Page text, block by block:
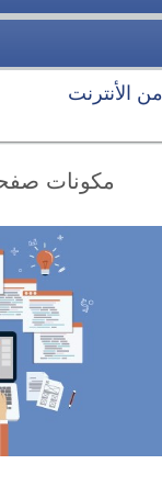
من الأنترنت
مكونات